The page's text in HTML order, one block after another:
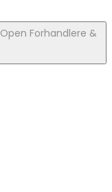
Open Forhandlere &